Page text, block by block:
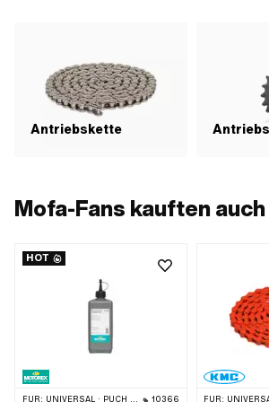
Antriebskette
Mofa-Fans kauften auch
HOT